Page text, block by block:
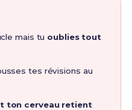
mais tu oublies tout
tes révisions au
ton cerveau retient